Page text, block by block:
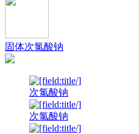
固体次氯酸钠
次氯酸钠
次氯酸钠